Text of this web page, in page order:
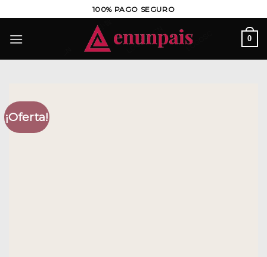
al
contenido
100% PAGO SEGURO
0
¡Oferta!